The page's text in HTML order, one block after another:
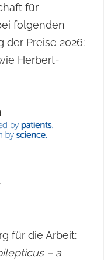
für
folgenden
Preise 2026:
Herbert-
für die Arbeit:
– a